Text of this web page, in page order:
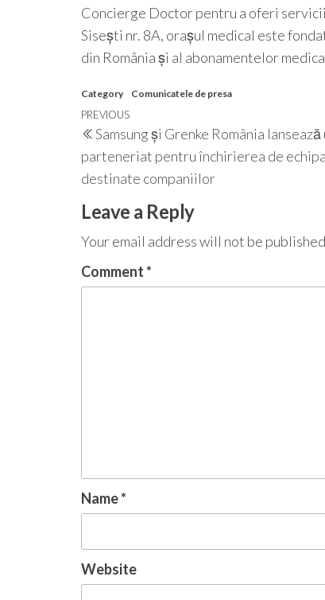
Concierge Doctor pentru a oferi
Sisești nr. 8A, orașul medical este
din România și al abonamentelor
Category Comunicatele de presa
Post
navigation
Previous
Post
PREVIOUS
Samsung și Grenke România lansează
parteneriat pentru închirierea de
destinate companiilor
Leave a Reply
Your email address will not be
Comment*
Name*
Website